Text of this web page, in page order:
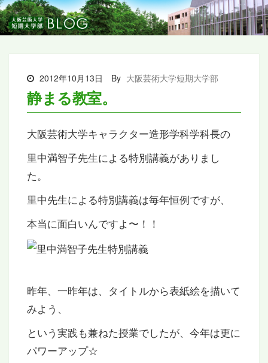
2012年10月13日 By 大阪芸術大学短期大学部
静まる教室。
大阪芸術大学キャラクター造形学科学科長の
里中満智子先生による特別講義がありまし
た。
里中先生による特別講義は毎年恒例ですが、
本当に面白いんですよ〜！！
昨年、一昨年は、タイトルから表紙絵を描いて
みよう、
という実践も兼ねた授業でしたが、今年は更に
パワーアップ☆